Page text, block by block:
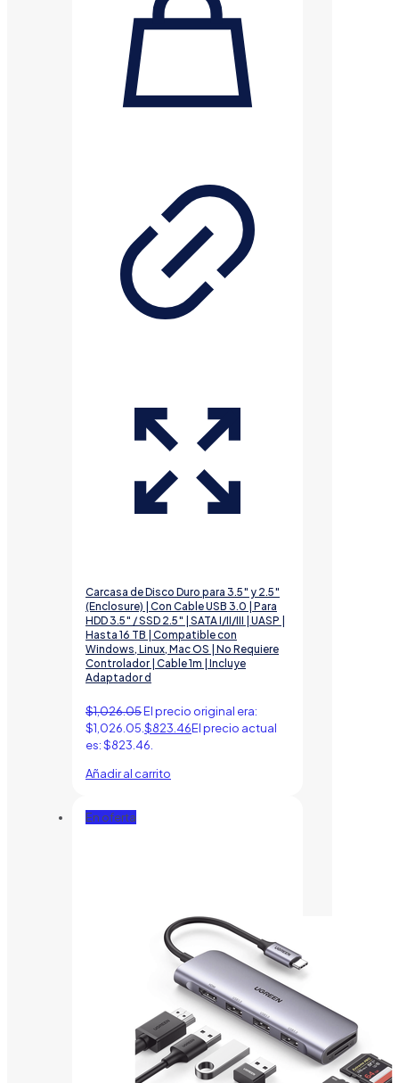
Carcasa de Disco Duro para 3.5″ y 2.5″
(Enclosure) | Con Cable USB 3.0 | Para
HDD 3.5″ / SSD 2.5″ | SATA I/II/III | UASP |
Hasta 16 TB | Compatible con
Windows, Linux, Mac OS | No Requiere
Controlador | Cable 1m | Incluye
Adaptador d
$1,026.05El precio original era:
$1,026.05. $823.46El precio actual
es: $823.46.
Añadir al carrito
En oferta